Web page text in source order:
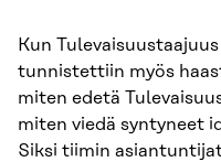
Kun
tunnistettiin myös
miten edetä
miten viedä syntyneet
Siksi tiimin